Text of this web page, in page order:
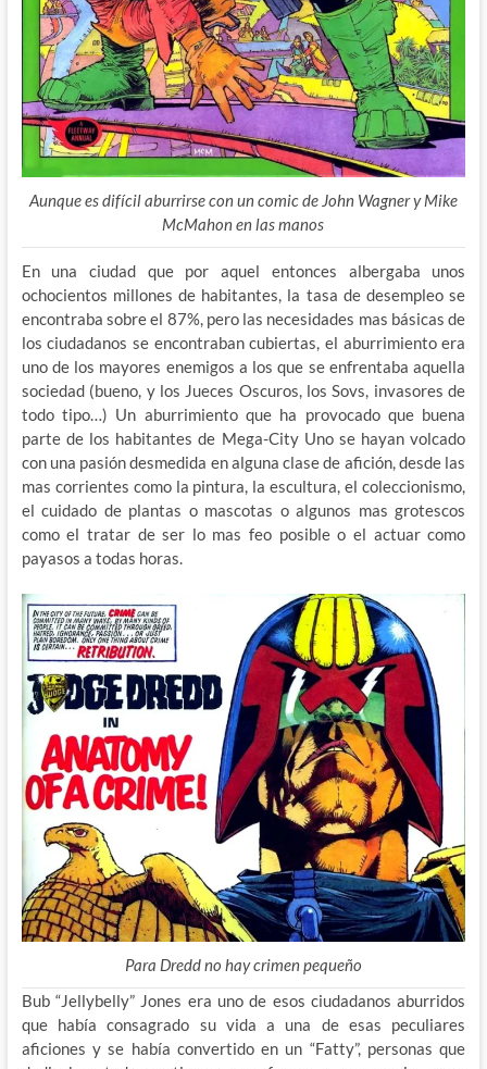
Aunque es difícil aburrirse con un comic de John Wagner y Mike
McMahon en las manos
En una ciudad que por aquel entonces albergaba unos
ochocientos millones de habitantes, la tasa de desempleo se
encontraba sobre el 87%, pero las necesidades mas básicas de
los ciudadanos se encontraban cubiertas, el aburrimiento era
uno de los mayores enemigos a los que se enfrentaba aquella
sociedad (bueno, y los Jueces Oscuros, los Sovs, invasores de
todo tipo…) Un aburrimiento que ha provocado que buena
parte de los habitantes de Mega-City Uno se hayan volcado
con una pasión desmedida en alguna clase de afición, desde las
mas corrientes como la pintura, la escultura, el coleccionismo,
el cuidado de plantas o mascotas o algunos mas grotescos
como el tratar de ser lo mas feo posible o el actuar como
payasos a todas horas.
Para Dredd no hay crimen pequeño
Bub “Jellybelly” Jones era uno de esos ciudadanos aburridos
que había consagrado su vida a una de esas peculiares
aficiones y se había convertido en un “Fatty”, personas que